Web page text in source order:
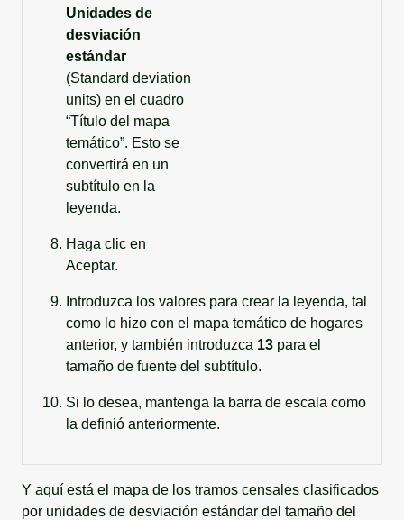
Unidades de
desviación
estándar
(Standard deviation
units) en el cuadro
“Título del mapa
temático”. Esto se
convertirá en un
subtítulo en la
leyenda.
Haga clic en
Aceptar.
Introduzca los valores para crear la leyenda, tal
como lo hizo con el mapa temático de hogares
anterior, y también introduzca 13 para el
tamaño de fuente del subtítulo.
Si lo desea, mantenga la barra de escala como
la definió anteriormente.
Y aquí está el mapa de los tramos censales clasificados
por unidades de desviación estándar del tamaño del